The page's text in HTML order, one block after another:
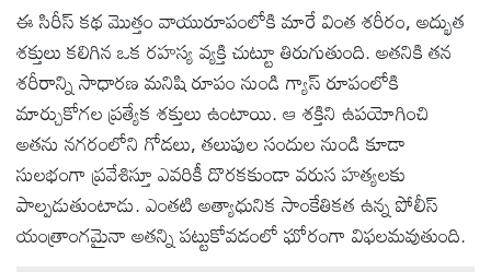
ఈ సిరీస్ కథ మొత్తం వాయురూపంలోకి మారే వింత శరీరం, అద్భుత
శక్తులు కలిగిన ఒక రహస్య వ్యక్తి చుట్టూ తిరుగుతుంది. అతనికి తన
శరీరాన్ని సాధారణ మనిషి రూపం నుండి గ్యాస్ రూపంలోకి
మార్చుకోగల ప్రత్యేక శక్తులు ఉంటాయి. ఆ శక్తిని ఉపయోగించి
అతను నగరంలోని గోడలు, తలుపుల సందుల నుండి కూడా
సులభంగా ప్రవేశిస్తూ ఎవరికీ దొరకకుండా వరుస హత్యలకు
పాల్పడుతుంటాడు. ఎంతటి అత్యాధునిక సాంకేతికత ఉన్న పోలీస్
యంత్రాంగమైనా అతన్ని పట్టుకోవడంలో ఘోరంగా విఫలమవుతుంది.